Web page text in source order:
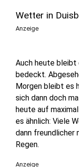
Wetter in
Anzeige
Auch heute bleibt
bedeckt.
Morgen bleibt es
sich dann doch
heute auf
es ähnlich: Viele
dann freundlicher
Regen.
Anzeige